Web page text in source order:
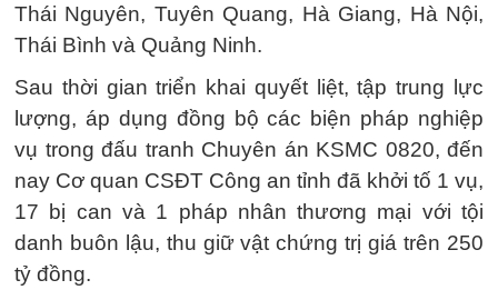
Thái Nguyên, Tuyên Quang, Hà Giang, Hà Nội,
Thái Bình và Quảng Ninh.
Sau thời gian triển khai quyết liệt, tập trung lực
lượng, áp dụng đồng bộ các biện pháp nghiệp
vụ trong đấu tranh Chuyên án KSMC 0820, đến
nay Cơ quan CSĐT Công an tỉnh đã khởi tố 1 vụ,
17 bị can và 1 pháp nhân thương mại với tội
danh buôn lậu, thu giữ vật chứng trị giá trên 250
tỷ đồng.